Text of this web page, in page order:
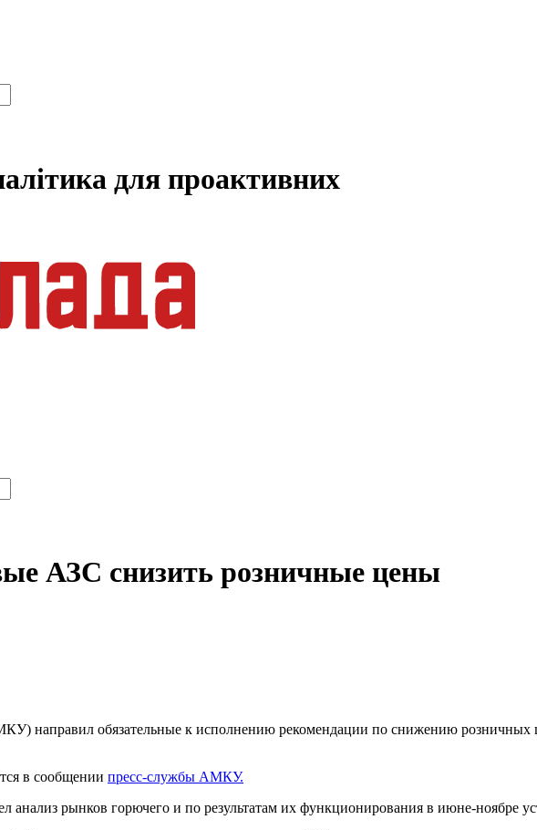
для проактивних
АЗС снизить розничные цены
направил обязательные к исполнению рекомендации по снижению розничных
в сообщении пресс-службы АМКУ.
анализ рынков горючего и по результатам их функционирования в июне-ноябре